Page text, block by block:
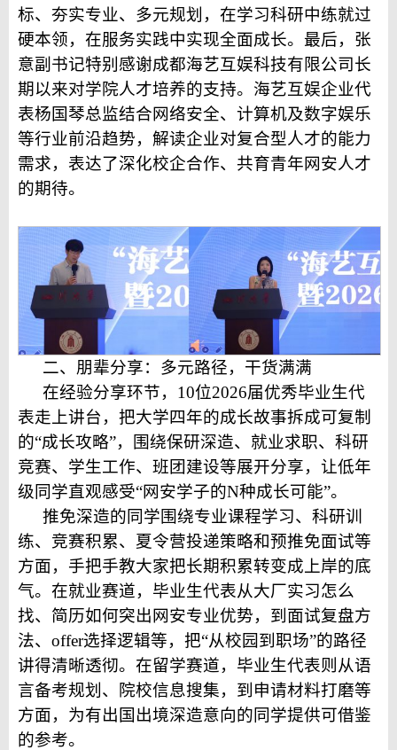
标、 夯实专业、多元规划，在学习科研中练就过
硬本领，在服务实践中实现全面成长。 最后，张
意副书记特别感谢成都海艺互娱科技有限公司长
期以来对学院人才培养的支持。 海艺互娱企业代
表杨国琴总监结合网络安全、 计算机及数字娱乐
等行业前沿趋势， 解读企业对复合型人才的能力
需求， 表达了深化校企合作、 共育青年网安人才
的期待。
二、朋辈分享：多元路径，干货满满
在经验分享环节， 10位2026届优秀毕业生代
表走上讲台，把大学四年的成长故事拆成可复制
的“成长攻略”，围绕保研深造、就业求职、科研
竞赛、学生工作、 班团建设等展开分享，让低年
级同学直观感受“网安学子的N种成长可能”。
推免深造的同学围绕专业课程学习、科研训
练、竞赛积累、夏令营投递策略和预推免面试等
方面， 手把手教大家把长期积累转变成上岸的底
气。 在就业赛道，毕业生代表从大厂实习怎么
找、简历如何突出网安专业优势，到面试复盘方
法、offer选择逻辑等，把“从校园到职场”的路径
讲得清晰透彻。 在留学赛道，毕业生代表则 从语
言备考规划 、 院校信息搜集，到申请材料打磨等
方面，为有出国出境深造意向的同学提供可借鉴
的参考。